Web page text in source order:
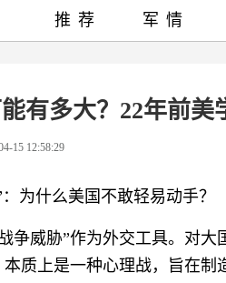
有多大？22年前美
15 12:58:29
为什么美国不敢轻易动手？
争威胁”作为外交工具。对
质上是一种心理战，旨在制
推荐 军情